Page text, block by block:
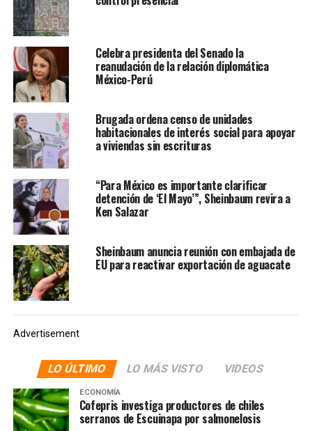
SIGUIENTE
Claudia Sheinbaum subió 6 puntos en precampaña; la
oposición bajó: afirma Mario Delgado
NO TE PIERDAS
Elección de ministros no debe ser abierta, “se necesita
mucho temple”: Olga Sánchez Cordero
Celebra presidenta del Senado la
reanudación de la relación diplomática
México-Perú
Brugada ordena censo de unidades
habitacionales de interés social para apoyar
a viviendas sin escrituras
“Para México es importante clarificar
detención de ‘El Mayo’”, Sheinbaum revira a
Ken Salazar
Sheinbaum anuncia reunión con embajada de
EU para reactivar exportación de aguacate
Advertisement
LO ÚLTIMO LO MÁS VISTO VIDEOS
ECONOMÍA
Cofepris investiga productores de chiles
serranos de Escuinapa por salmonelosis